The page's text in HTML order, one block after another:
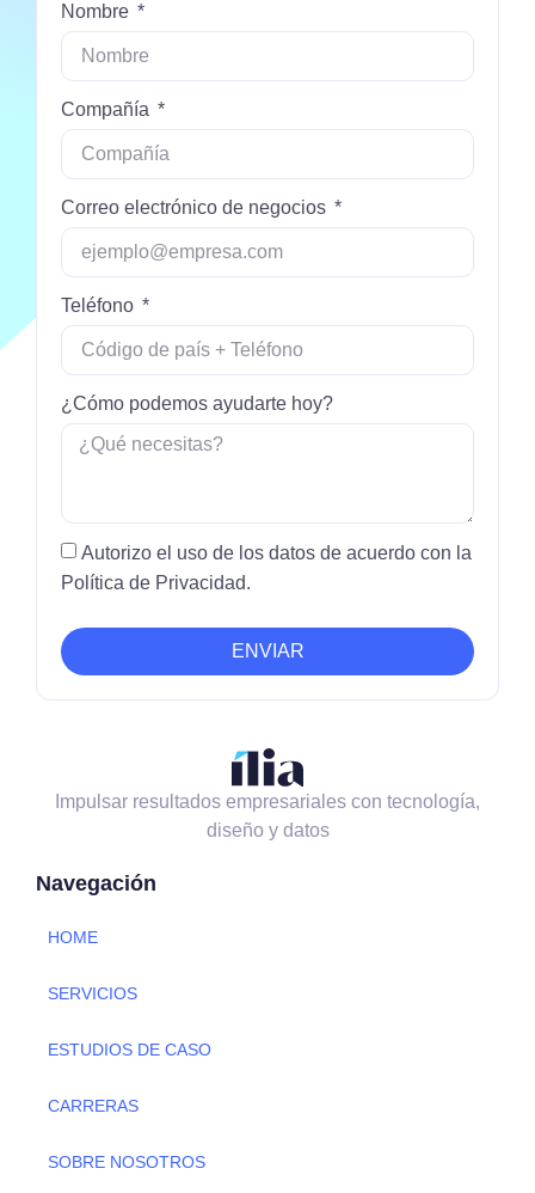
Nombre
Compañía
Correo electrónico de negocios
Teléfono
¿Cómo podemos ayudarte hoy?
Autorizo ​​el uso de los datos de acuerdo con la
Política de Privacidad.
ENVIAR
Impulsar resultados empresariales con tecnología,
diseño y datos
Navegación
HOME
SERVICIOS
ESTUDIOS DE CASO
CARRERAS
SOBRE NOSOTROS